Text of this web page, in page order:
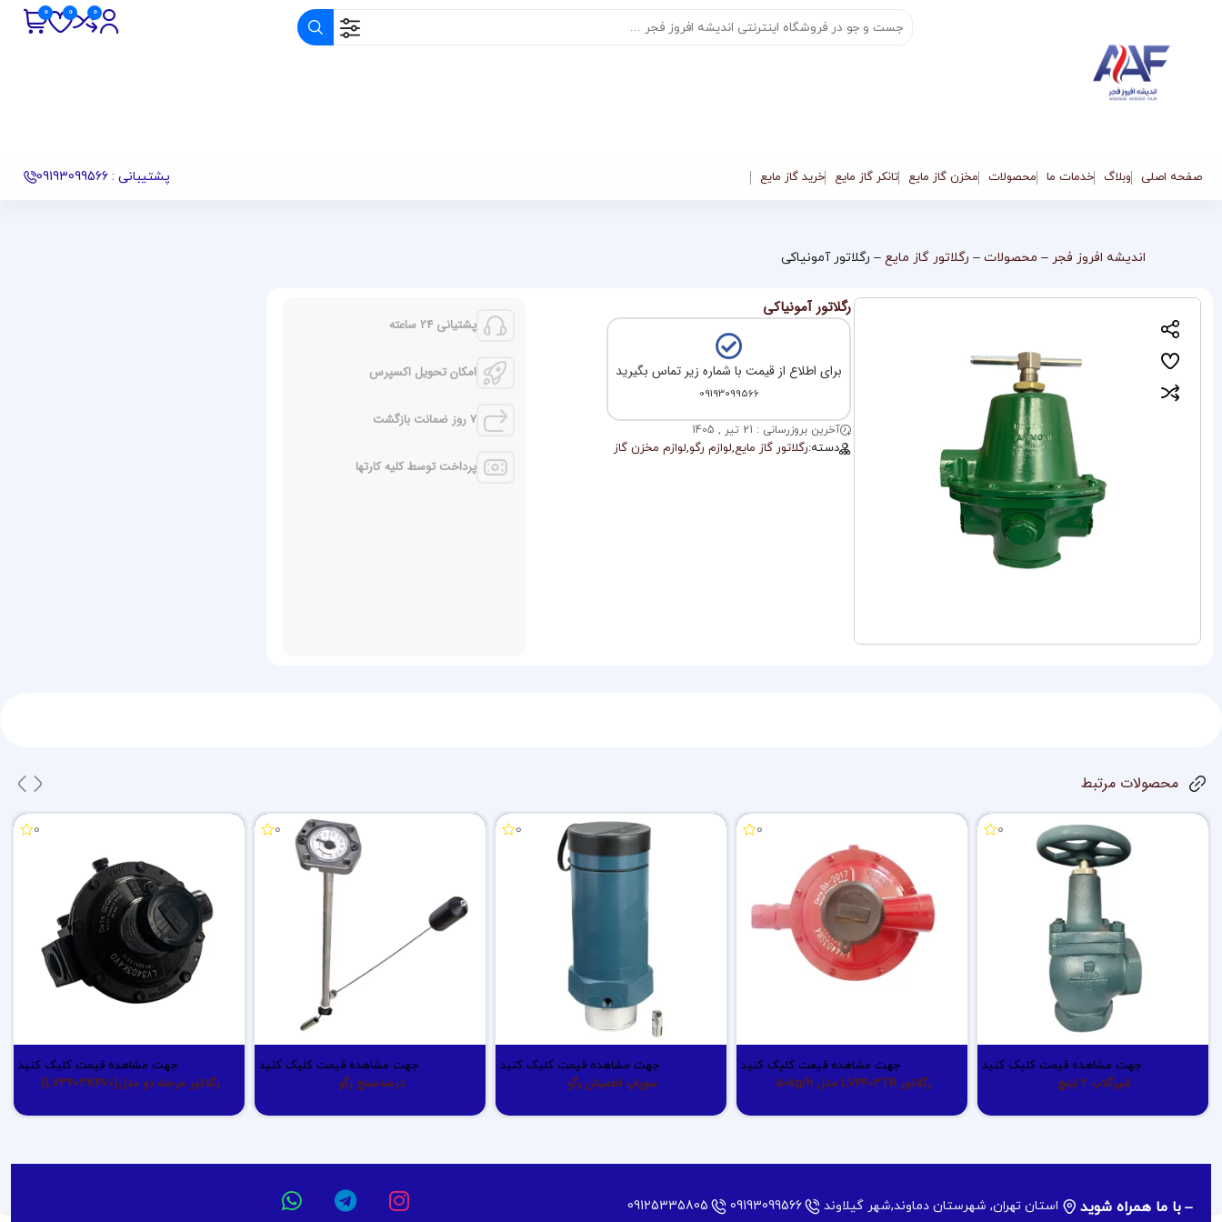
صفحه اصلی وبلاگ خدمات ما محصولات مخزن گاز مایع تانکر گاز مایع خرید گاز مایع پشتیبانی : 09193099566
اندیشه افروز فجر – محصولات – رگلاتور گاز مایع – رگلاتور آمونیاکی
رگلاتور آمونیاکی
برای اطلاع از قیمت با شماره زیر تماس بگیرید
09193099566
آخرین بروزرسانی : 21 تیر , 1405
دسته:رگلاتور گاز مایع,لوازم رگو,لوازم مخزن گاز
پشتیانی 24 ساعته
امکان تحویل اکسپرس
7 روز ضمانت بازگشت
پرداخت توسط کلیه کارتها
محصولات مرتبط
0
جهت مشاهده قیمت کلیک کنید
شیرگلاب 2 اینچ
0
جهت مشاهده قیمت کلیک کنید
رگلاتور LV4403TR مدل 50kg/h
0
جهت مشاهده قیمت کلیک کنید
سوپاپ اطمینان رگو
0
جهت مشاهده قیمت کلیک کنید
درصدسنج رگو
0
جهت مشاهده قیمت کلیک کنید
رگلاتور مرحله دو مدل(LV3403K4V0)
با ما همراه شوید استان تهران, شهرستان دماوند,شهر گیلاوند 09193099566
09125335805